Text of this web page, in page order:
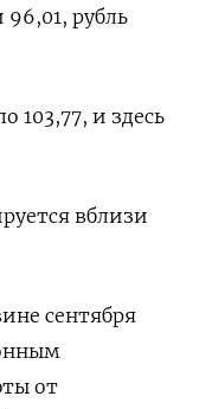
96,01, рубль
103,77, и здесь
вблизи
сентября
от